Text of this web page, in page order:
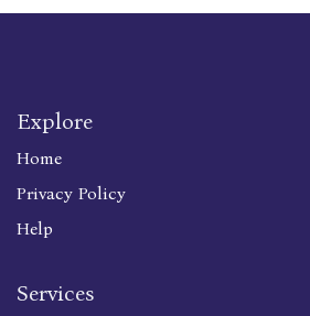
Explore
Home
Privacy Policy
Help
Services